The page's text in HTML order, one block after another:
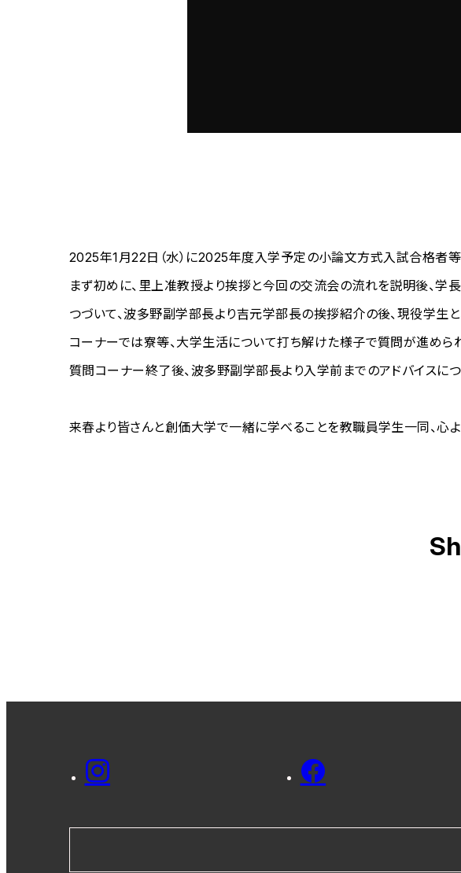
2025年1月22日（水）に2025年度入学予定の小論文方式入試合格者
まず初めに、里上准教授より挨拶と今回の交流会の流れを説明後、学
つづいて、波多野副学部長より吉元学部長の挨拶紹介の後、現役学
コーナーでは寮等、大学生活について打ち解けた様子で質問が進めら
質問コーナー終了後、波多野副学部長より入学前までのアドバイスに
来春より皆さんと創価大学で一緒に学べることを教職員学生一同、心よ